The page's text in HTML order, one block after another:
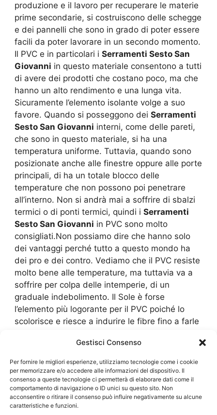
Gestisci Consenso
Per fornire le migliori esperienze, utilizziamo tecnologie come i cookie
per memorizzare e/o accedere alle informazioni del dispositivo. Il
consenso a queste tecnologie ci permetterà di elaborare dati come il
comportamento di navigazione o ID unici su questo sito. Non
acconsentire o ritirare il consenso può influire negativamente su alcune
caratteristiche e funzioni.
produzione e il lavoro per recuperare le materie
prime secondarie, si costruiscono delle schegge
e dei pannelli che sono in grado di poter essere
facili da poter lavorare in un secondo momento.
Il PVC e in particolari i Serramenti Sesto San
Giovanni in questo materiale consentono a tutti
di avere dei prodotti che costano poco, ma che
hanno un alto rendimento e una lunga vita.
Sicuramente l’elemento isolante volge a suo
favore. Quando si posseggono dei Serramenti
Sesto San Giovanni interni, come delle pareti,
che sono in questo materiale, si ha una
temperatura uniforme. Tuttavia, quando sono
posizionate anche alle finestre oppure alle porte
principali, di ha un totale blocco delle
temperature che non possono poi penetrare
all’interno. Non si andrà mai a soffrire di sbalzi
termici o di ponti termici, quindi i Serramenti
Sesto San Giovanni in PVC sono molto
consigliati.Non possiamo dire che hanno solo
dei vantaggi perché tutto a questo mondo ha
dei pro e dei contro. Vediamo che il PVC resiste
molto bene alle temperature, ma tuttavia va a
soffrire per colpa delle intemperie, di un
graduale indebolimento. Il Sole è forse
l’elemento più logorante per il PVC poiché lo
scolorisce e riesce a indurire le fibre fino a farle
sono danneggiate dal Sole o comunque dalle
intemperie, sono soggetti a facili spaccature o
anche a rotture che le spaccano
letteralmente.Ad oggi, grazie anche ad
un’attenta analisi da parte dei costruttori, si
stima che alcuni